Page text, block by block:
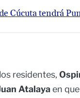
Cúcuta tendrá
residentes,
Atalayaen